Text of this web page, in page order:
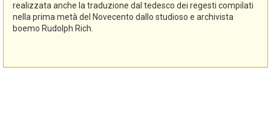
realizzata anche la traduzione dal tedesco dei regesti compilati
nella prima metà del Novecento dallo studioso e archivista
boemo Rudolph Rich.